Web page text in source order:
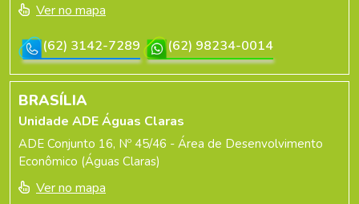
Ver no mapa
(62) 3142-7289
(62) 98234-0014
BRASÍLIA
Unidade ADE Águas Claras
ADE Conjunto 16, Nº 45/46 - Área de Desenvolvimento
Econômico (Águas Claras)
Ver no mapa